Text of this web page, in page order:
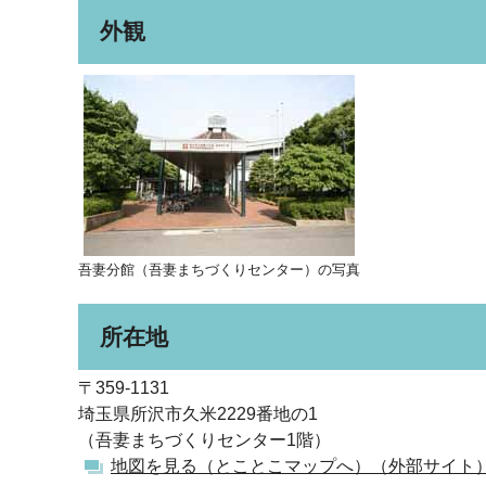
外観
吾妻分館（吾妻まちづくりセンター）の写真
所在地
〒359-1131
埼玉県所沢市久米2229番地の1
（吾妻まちづくりセンター1階）
地図を見る（とことこマップへ）（外部サイト